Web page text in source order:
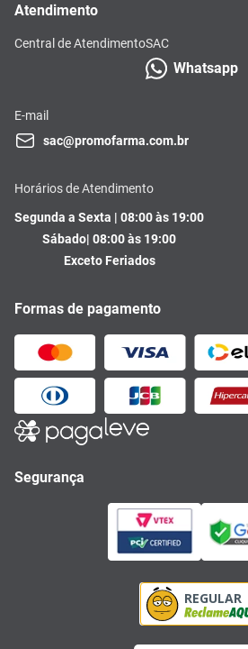
Atendimento
Central de AtendimentoSAC
Whatsapp
E-mail
sac@promofarma.com.br
Horários de Atendimento
Segunda a Sexta | 08:00 às 19:00
Sábado| 08:00 às 19:00
Exceto Feriados
Formas de pagamento
Segurança